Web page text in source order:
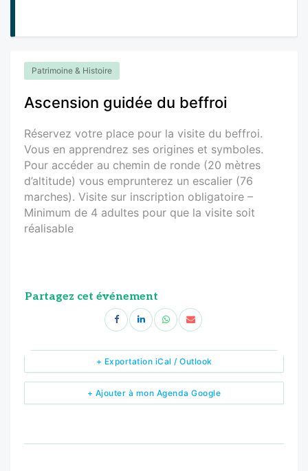
Patrimoine & Histoire
Ascension guidée du beffroi
Réservez votre place pour la visite du beffroi.
Vous en apprendrez ses origines et symboles.
Pour accéder au chemin de ronde (20 mètres
d’altitude) vous emprunterez un escalier (76
marches). Visite sur inscription obligatoire –
Minimum de 4 adultes pour que la visite soit
réalisable
Partagez cet événement
+ Ajouter à mon Agenda Google
+ Exportation iCal / Outlook